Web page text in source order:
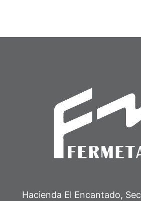
Hacienda El Encantado,